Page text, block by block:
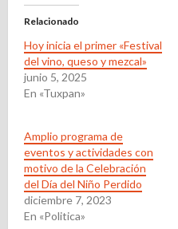
Relacionado
Hoy inicia el primer «Festival
del vino, queso y mezcal»
junio 5, 2025
En «Tuxpan»
Amplio programa de
eventos y actividades con
motivo de la Celebración
del Día del Niño Perdido
diciembre 7, 2023
En «Politica»